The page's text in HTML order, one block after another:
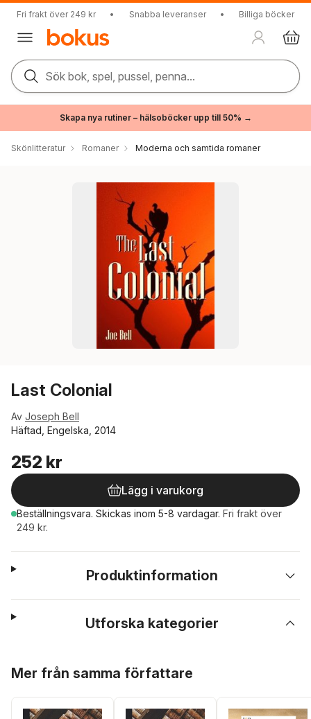
Fri frakt över 249 kr • Snabba leveranser • Billiga böcker
Sök bok, spel, pussel, penna...
Skapa nya rutiner – hälsoböcker upp till 50% →
Skönlitteratur Romaner Moderna och samtida romaner
Last Colonial
Av Joseph Bell
Häftad, Engelska, 2014
252 kr
Lägg i varukorg
Beställningsvara. Skickas inom 5-8 vardagar. Fri frakt över
249 kr.
Produktinformation
Utforska kategorier
Mer från samma författare